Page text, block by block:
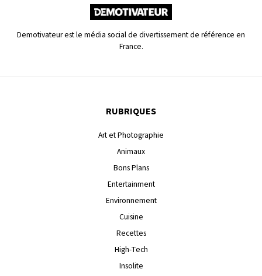
Demotivateur est le média social de divertissement de référence en
France.
RUBRIQUES
Art et Photographie
Animaux
Bons Plans
Entertainment
Environnement
Cuisine
Recettes
High-Tech
Insolite